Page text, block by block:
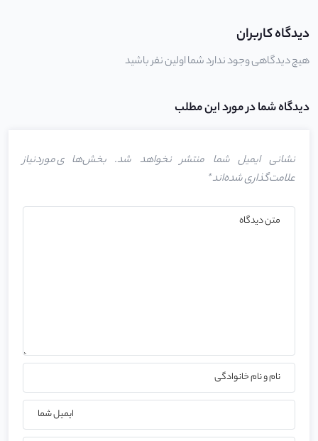
دیدگاه کاربران
هیچ دیدگاهی وجود ندارد شما اولین نفر باشید
دیدگاه شما در مورد این مطلب
نشانی ایمیل شما منتشر نخواهد شد. بخش‌های موردنیاز
علامت‌گذاری شده‌اند*